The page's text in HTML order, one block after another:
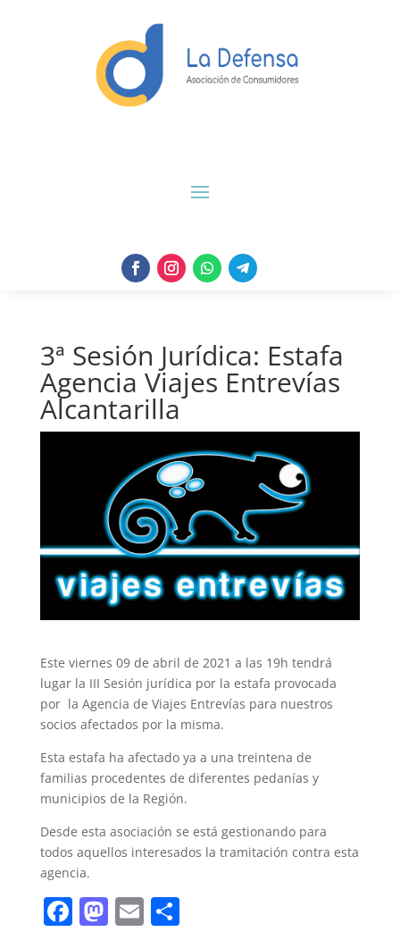
3ª Sesión Jurídica: Estafa
Agencia Viajes Entrevías
Alcantarilla
Este viernes 09 de abril de 2021 a las 19h tendrá
lugar la III Sesión jurídica por la estafa provocada
por la Agencia de Viajes Entrevías para nuestros
socios afectados por la misma.
Esta estafa ha afectado ya a una treintena de
familias procedentes de diferentes pedanías y
municipios de la Región.
Desde esta asociación se está gestionando para
todos aquellos interesados la tramitación contra esta
agencia.
F M E C